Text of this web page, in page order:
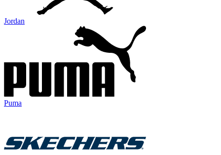
Jordan
Puma